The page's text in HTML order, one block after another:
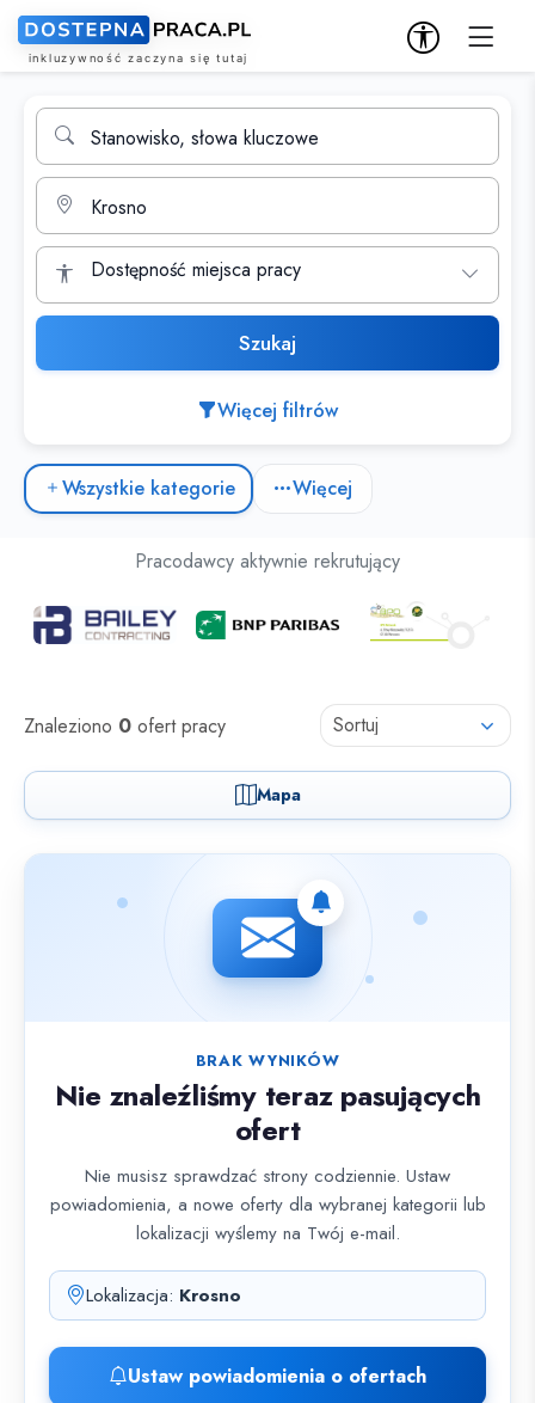
Wyszukiwarka ofert pracy
Stanowisko, słowa kluczowe
Miasto
Dostępność miejsca pracy
Szukaj
Więcej filtrów
Wszystkie kategorie
Więcej
Oferty pracy dla osób z niepełnosprawnościami
Pracodawcy aktywnie rekrutujący
Oferty pracy
Znaleziono 0 ofert pracy Sortuj
Mapa
Nie znaleziono ofert spełniających wybrane kryteria.
BRAK WYNIKÓW
Nie znaleźliśmy teraz pasujących
ofert
Nie musisz sprawdzać strony codziennie. Ustaw
powiadomienia, a nowe oferty dla wybranej kategorii lub
lokalizacji wyślemy na Twój e-mail.
Lokalizacja: Krosno
Ustaw powiadomienia o ofertach